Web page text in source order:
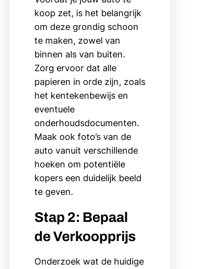
koop zet, is het belangrijk
om deze grondig schoon
te maken, zowel van
binnen als van buiten.
Zorg ervoor dat alle
papieren in orde zijn, zoals
het kentekenbewijs en
eventuele
onderhoudsdocumenten.
Maak ook foto’s van de
auto vanuit verschillende
hoeken om potentiële
kopers een duidelijk beeld
te geven.
Stap 2: Bepaal
de Verkoopprijs
Onderzoek wat de huidige